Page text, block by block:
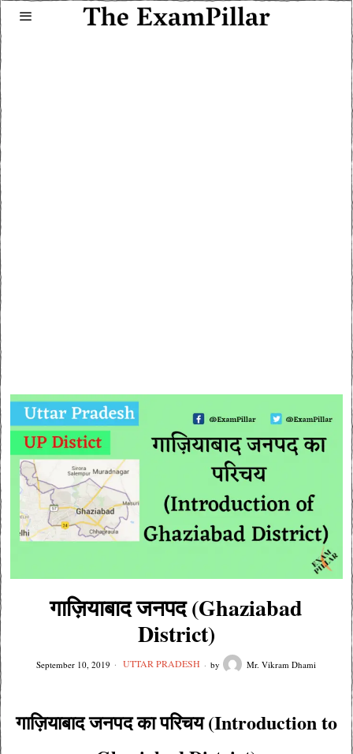
गाज़ियाबाद जनपद (Ghaziabad
District)
September 10, 2019 UTTAR PRADESH by Mr. Vikram Dhami
गाज़ियाबादजनपद का परिचय (Introduction to